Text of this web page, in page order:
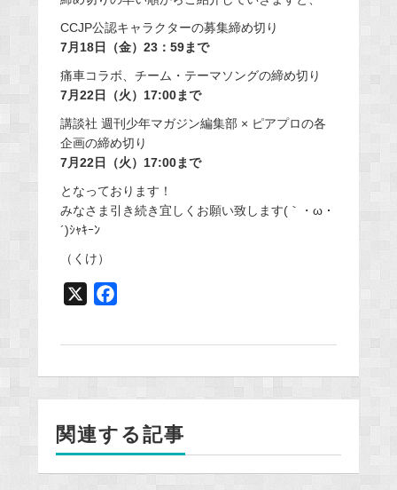
CCJP公認キャラクターの募集締め切り
7月18日（金）23：59まで
痛車コラボ、チーム・テーマソングの締め切り
7月22日（火）17:00まで
講談社 週刊少年マガジン編集部 × ピアプロの各
企画の締め切り
7月22日（火）17:00まで
となっております！
みなさま引き続き宜しくお願い致します(｀・ω・
´)ｼｬｷｰﾝ
（くけ）
o
k
関連する記事